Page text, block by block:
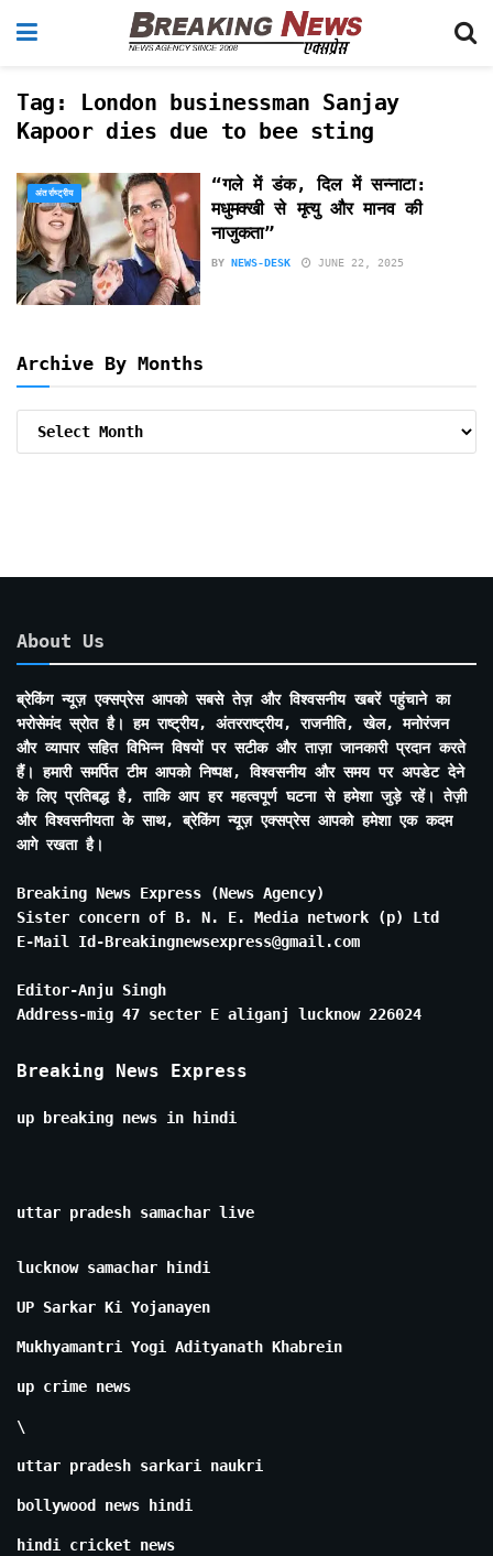
Tag: London businessman Sanjay
Kapoor dies due to bee sting
अंतर्राष्ट्रीय
“गले में डंक, दिल में सन्नाटा:
मधुमक्खी से मृत्यु और मानव की
नाजुकता”
BY NEWS-DESK JUNE 22, 2025
Archive By Months
About Us
ब्रेकिंग न्यूज़ एक्सप्रेस आपको सबसे तेज़ और विश्वसनीय खबरें पहुंचाने का
भरोसेमंद स्रोत है। हम राष्ट्रीय, अंतरराष्ट्रीय, राजनीति, खेल, मनोरंजन
और व्यापार सहित विभिन्न विषयों पर सटीक और ताज़ा जानकारी प्रदान करते
हैं। हमारी समर्पित टीम आपको निष्पक्ष, विश्वसनीय और समय पर अपडेट देने
के लिए प्रतिबद्ध है, ताकि आप हर महत्वपूर्ण घटना से हमेशा जुड़े रहें। तेज़ी
और विश्वसनीयता के साथ, ब्रेकिंग न्यूज़ एक्सप्रेस आपको हमेशा एक कदम
आगे रखता है।
Breaking News Express (News Agency)
Sister concern of B. N. E. Media network (p) Ltd
E-Mail Id-Breakingnewsexpress@gmail.com
Editor-Anju Singh
Address-mig 47 secter E aliganj lucknow 226024
Breaking News Express
up breaking news in hindi
uttar pradesh samachar live
lucknow samachar hindi
UP Sarkar Ki Yojanayen
Mukhyamantri Yogi Adityanath Khabrein
up crime news
\
uttar pradesh sarkari naukri
bollywood news hindi
hindi cricket news